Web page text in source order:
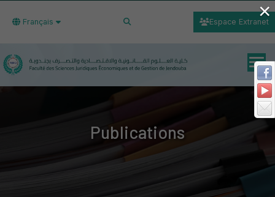
Français Espace Extranet
Publications
×